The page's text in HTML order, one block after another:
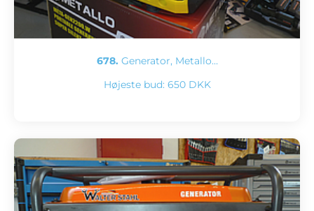
678. Generator, Metallo…
Højeste bud: 650 DKK